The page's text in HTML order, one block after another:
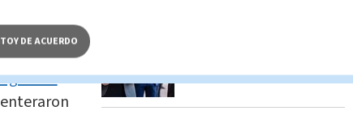
a
Cristian Segura
DE ACUERDO